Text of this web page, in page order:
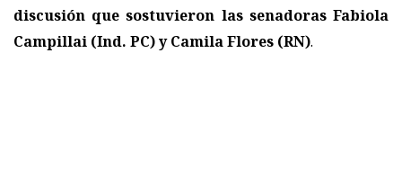
discusión que sostuvieron las senadoras Fabiola
Campillai (Ind. PC) y Camila Flores (RN).